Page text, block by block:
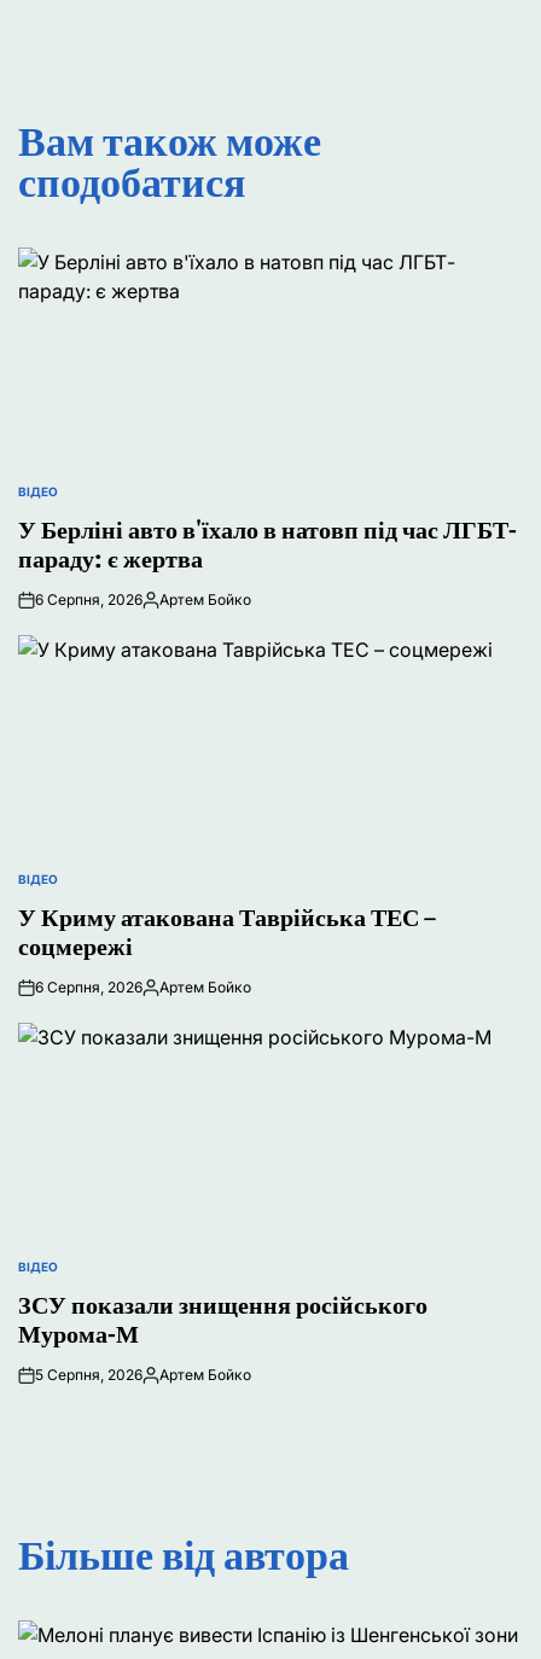
Вам також може
сподобатися
ОПУБЛІКУВАТИ
ВІДЕО
У Берліні авто в'їхало в натовп під час ЛГБТ-
параду: є жертва
6 Серпня, 2026Опубліковано
Артем Бойко
ОПУБЛІКУВАТИ
ВІДЕО
У Криму атакована Таврійська ТЕС –
соцмережі
6 Серпня, 2026Опубліковано
Артем Бойко
ОПУБЛІКУВАТИ
ВІДЕО
ЗСУ показали знищення російського
Мурома-М
5 Серпня, 2026Опубліковано
Артем Бойко
Більше від автора